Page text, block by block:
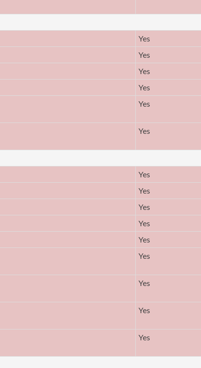
Yes
Yes
Yes
Yes
Yes
Yes
Yes
Yes
Yes
Yes
Yes
Yes
Yes
Yes
Yes